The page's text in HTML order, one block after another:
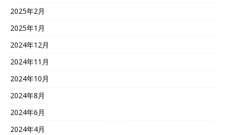
2025年2月
2025年1月
2024年12月
2024年11月
2024年10月
2024年8月
2024年6月
2024年4月